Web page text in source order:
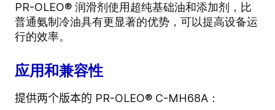
PR-OLEO® 润滑剂使用超纯基础油和添加剂，比
普通氨制冷油具有更显著的优势，可以提高设备运
行的效率。
应用和兼容性
提供两个版本的 PR-OLEO® C-MH68A：